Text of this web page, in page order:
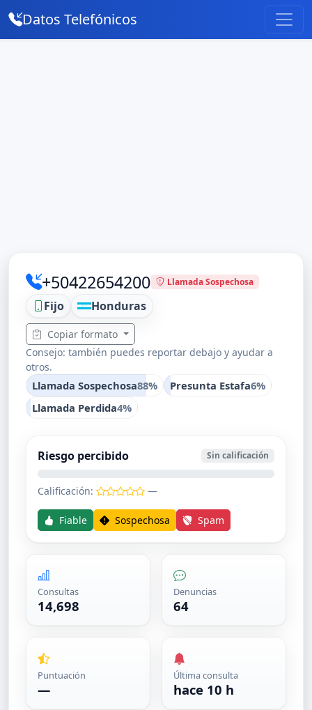
Datos Telefónicos
+50422654200 Llamada Sospechosa
Fijo Honduras
Copiar formato
Consejo: también puedes reportar debajo y ayudar a
otros.
Llamada Sospechosa88% Presunta Estafa6%
Llamada Perdida4%
Riesgo percibido Sin calificación
Calificación: —
Fiable Sospechosa Spam
Consultas
14,698
Denuncias
64
Puntuación
—
Última consulta
hace 10 h